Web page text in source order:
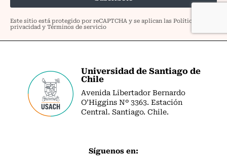
Universidad de Santiago de
Chile
Avenida Libertador Bernardo
O’Higgins Nº 3363. Estación
Central. Santiago. Chile.
Síguenos en: